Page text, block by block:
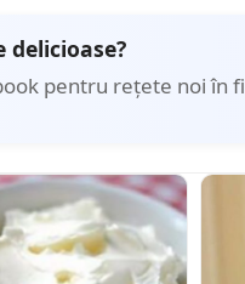
pentru rețete noi în